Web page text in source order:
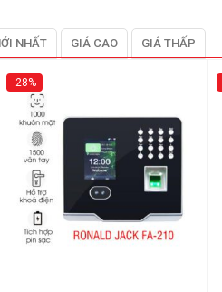
NHẤT GIÁ CAO GIÁ THẤP
-28%